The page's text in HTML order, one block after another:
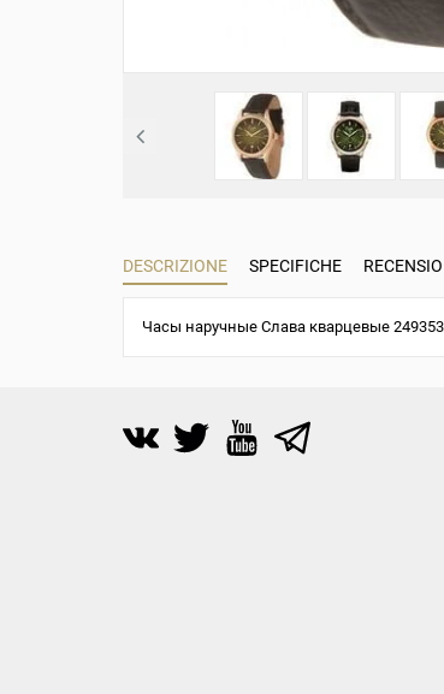
DESCRIZIONE SPECIFICHE
Часы наручные Слава кварцевые